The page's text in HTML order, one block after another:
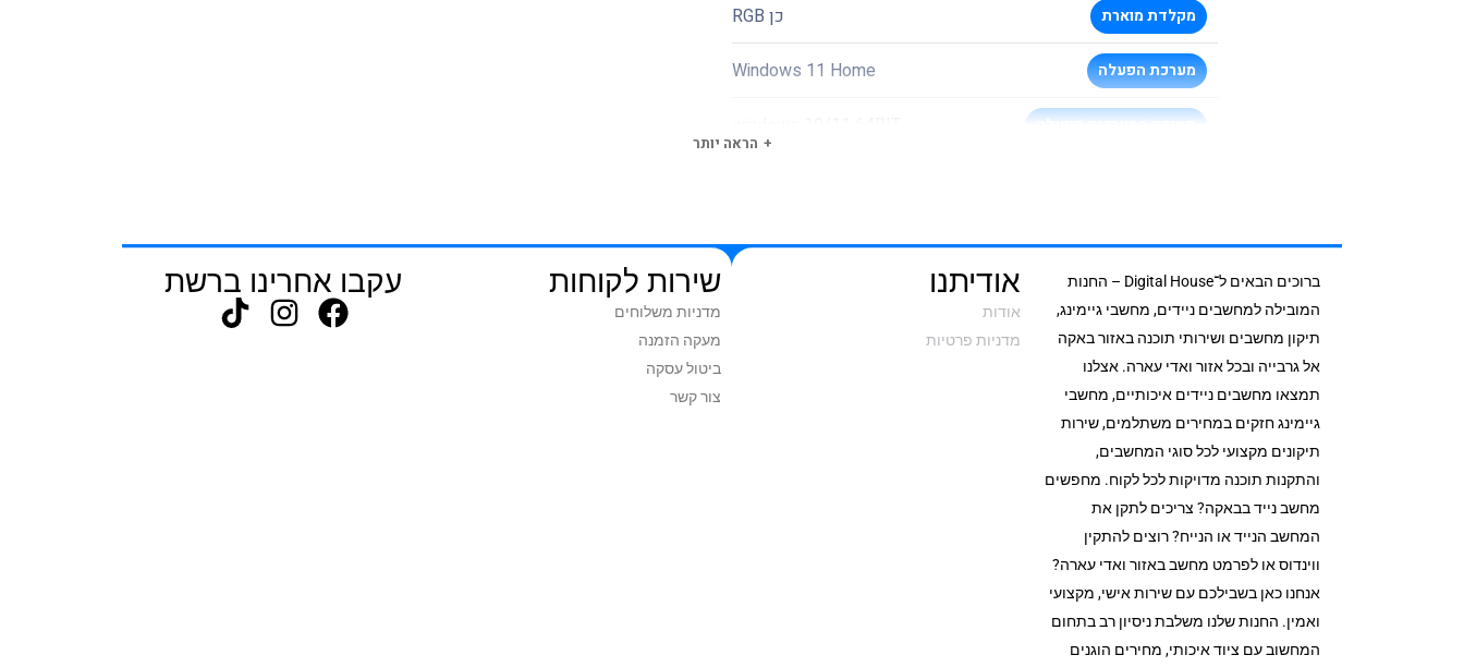
מקלדת מוארת כן RGB
מערכת הפעלה Windows 11 Home
תמיכה במערכות הפעלה
הראה יותר
ברוכים הבאים ל־Digital House – החנות
המובילה למחשבים ניידים, מחשבי גיימינג,
תיקון מחשבים ושירותי תוכנה באזור באקה
אל גרבייה ובכל אזור ואדי עארה. אצלנו
תמצאו מחשבים ניידים איכותיים, מחשבי
גיימינג חזקים במחירים משתלמים, שירות
תיקונים מקצועי לכל סוגי המחשבים,
והתקנות תוכנה מדויקות לכל לקוח. מחפשים
מחשב נייד בבאקה? צריכים לתקן את
המחשב הנייד או הנייח? רוצים להתקין
ווינדוס או לפרמט מחשב באזור ואדי עארה?
אנחנו כאן בשבילכם עם שירות אישי, מקצועי
ואמין. החנות שלנו משלבת ניסיון רב בתחום
המחשוב עם ציוד איכותי, מחירים הוגנים
אודיתנו
אודות
מדניות פרטיות
שירות לקוחות
מדניות משלוחים
מעקה הזמנה
ביטול עסקה
צור קשר
עקבו אחרינו ברשת